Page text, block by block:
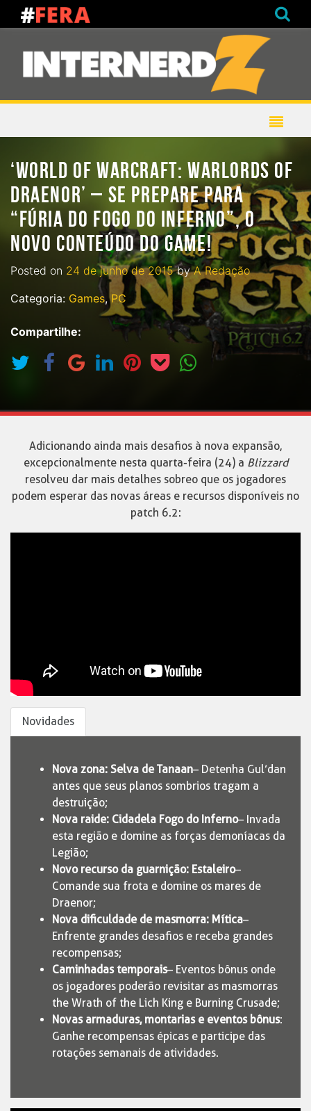
‘WORLD OF WARCRAFT: WARLORDS OF
DRAENOR’ – SE PREPARE PARA
“FÚRIA DO FOGO DO INFERNO”, O
NOVO CONTEÚDO DO GAME!
Posted on 24 de junho de 2015byA Redação
Categoria: Games,PC
Compartilhe:
Adicionando ainda mais desafios à nova expansão,
excepcionalmente nesta quarta-feira (24) a Blizzard
resolveu dar mais detalhes sobre o que os jogadores
podem esperar das novas áreas e recursos disponíveis no
patch 6.2:
Novidades
Nova zona: Selva de Tanaan– Detenha Gul’dan
antes que seus planos sombrios tragam a
destruição;
Nova raide: Cidadela Fogo do Inferno– Invada
esta região e domine as forças demoníacas da
Legião;
Novo recurso da guarnição: Estaleiro–
Comande sua frota e domine os mares de
Draenor;
Nova dificuldade de masmorra: Mítica–
Enfrente grandes desafios e receba grandes
recompensas;
Caminhadas temporais– Eventos bônus onde
os jogadores poderão revisitar as masmorras
the Wrath of the Lich King e Burning Crusade;
Novas armaduras, montarias e eventos bônus:
Ganhe recompensas épicas e participe das
rotações semanais de atividades.